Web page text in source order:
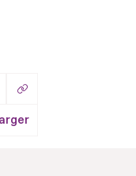
sur LinkedIn
par Email
Copier le lien